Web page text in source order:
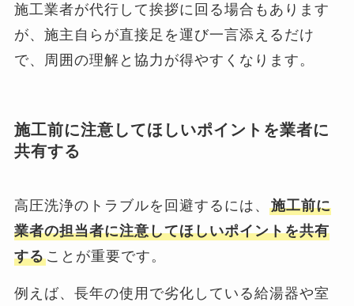
施工業者が代行して挨拶に回る場合もあります
が、施主自らが直接足を運び一言添えるだけ
で、周囲の理解と協力が得やすくなります。
施工前に注意してほしいポイントを業者に
共有する
高圧洗浄のトラブルを回避するには、施工前に
業者の担当者に注意してほしいポイントを共有
することが重要です。
例えば、長年の使用で劣化している給湯器や室